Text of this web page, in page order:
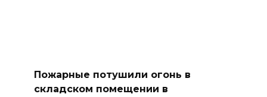
Пожарные потушили огонь в
складском помещении в